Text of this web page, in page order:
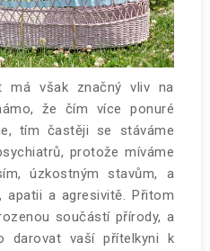
má však značný vliv na
že čím více ponuré
tím častěji se stáváme
protože míváme
úzkostným stavům, a
apatii a agresivitě. Přitom
součástí přírody, a
darovat vaší přítelkyni k